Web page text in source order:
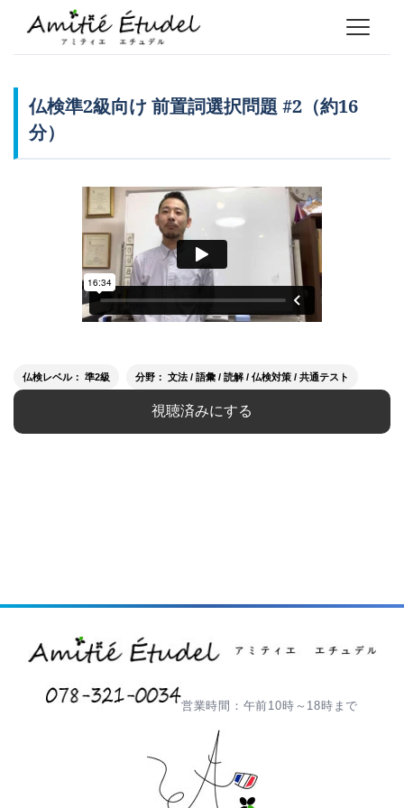
仏検準2級向け 前置詞選択問題 #2（約16
分）
仏検レベル： 準2級 分野： 文法 / 語彙 / 読解 / 仏検対策 / 共通テスト
視聴済みにする
営業時間：午前10時～18時まで